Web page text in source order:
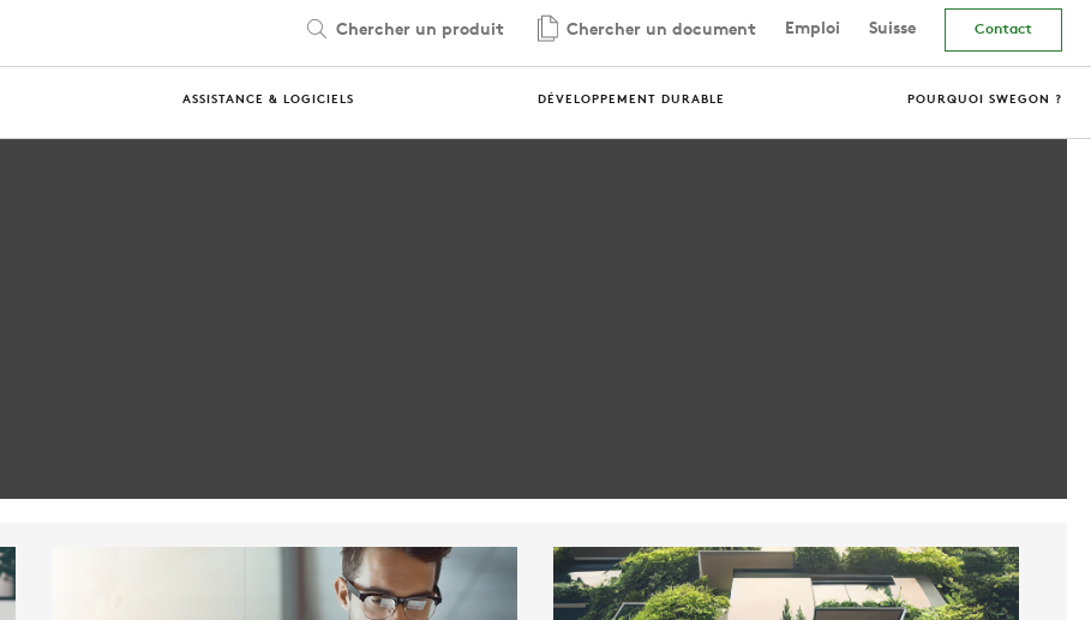
ASSISTANCE & LOGICIELS DÉVELOPPEMENT DURABLE POURQUOI SWEGON ?
Chercher un produit Chercher un document Emploi Suisse Contact